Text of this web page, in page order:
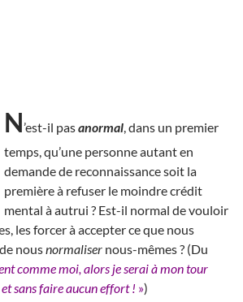
N’est-il pasanormal , dans un premier
temps, qu’une personne autant en
demande de reconnaissance soit la
première à refuser le moindre crédit
mental à autrui ? Est-il normal de vouloir
les forcer à accepter ce que nous
nousnormaliser nous-mêmes ? (Du
comme moi, alors je serai à mon tour
sans faire aucun effort ! »)